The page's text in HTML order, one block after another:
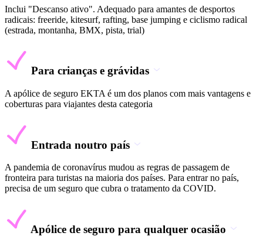
Inclui "Descanso ativo". Adequado para amantes de desportos
radicais: freeride, kitesurf, rafting, base jumping e ciclismo radical
(estrada, montanha, BMX, pista, trial)
Para crianças e grávidas
A apólice de seguro EKTA é um dos planos com mais vantagens e
coberturas para viajantes desta categoria
Entrada noutro país
A pandemia de coronavírus mudou as regras de passagem de
fronteira para turistas na maioria dos países. Para entrar no país,
precisa de um seguro que cubra o tratamento da COVID.
Apólice de seguro para qualquer ocasião